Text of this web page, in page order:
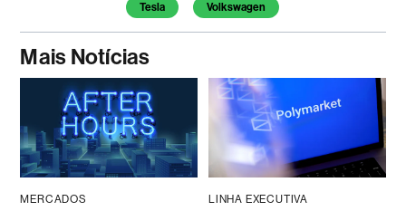
Tesla Volkswagen
Mais Notícias
MERCADOS LINHA EXECUTIVA